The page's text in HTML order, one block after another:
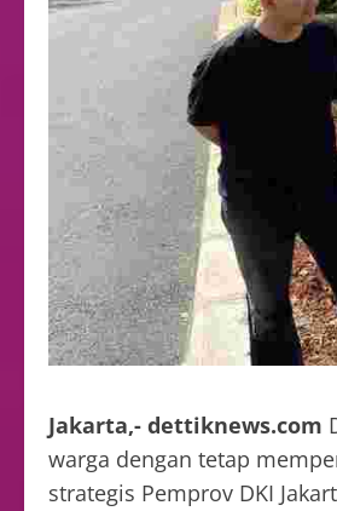
Jakarta,- dettiknews.com
warga dengan tetap
strategis Pemprov DKI